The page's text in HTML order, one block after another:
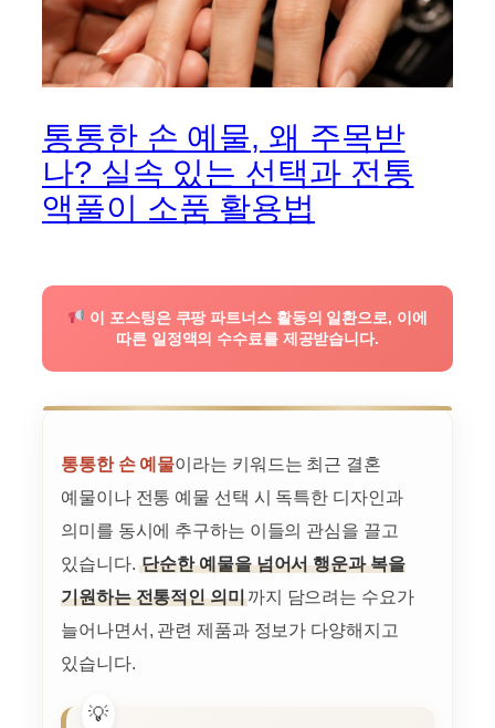
통통한 손 예물, 왜 주목받
나? 실속 있는 선택과 전통
액풀이 소품 활용법
이 포스팅은 쿠팡 파트너스 활동의 일환으로, 이에
따른 일정액의 수수료를 제공받습니다.
통통한 손 예물이라는 키워드는 최근 결혼
예물이나 전통 예물 선택 시 독특한 디자인과
의미를 동시에 추구하는 이들의 관심을 끌고
있습니다.단순한 예물을 넘어서 행운과 복을
기원하는 전통적인 의미까지 담으려는 수요가
늘어나면서, 관련 제품과 정보가 다양해지고
있습니다.